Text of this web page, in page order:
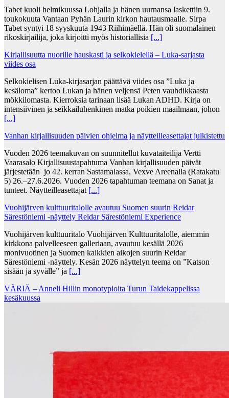
Tabet kuoli helmikuussa Lohjalla ja hänen uurnansa laskettiin 9.
toukokuuta Vantaan Pyhän Laurin kirkon hautausmaalle. Sirpa
Tabet syntyi 18 syyskuuta 1943 Riihimäellä. Hän oli suomalainen
rikoskirjailija, joka kirjoitti myös historiallisia [...]
Kirjallisuutta nuorille hauskasti ja selkokielellä – Luka-sarjasta
viides osa
Selkokielisen Luka-kirjasarjan päättävä viides osa ”Luka ja
kesäloma” kertoo Lukan ja hänen veljensä Peten vauhdikkaasta
mökkilomasta. Kierroksia tarinaan lisää Lukan ADHD. Kirja on
intensiivinen ja seikkailuhenkinen matka poikien maailmaan, johon
[...]
Vanhan kirjallisuuden päivien ohjelma ja näytteilleasettajat julkistettu
Vuoden 2026 teemakuvan on suunnitellut kuvataiteilija Vertti
Vaarasalo Kirjallisuustapahtuma Vanhan kirjallisuuden päivät
järjestetään jo 42. kerran Sastamalassa, Vexve Areenalla (Ratakatu
5) 26.–27.6.2026. Vuoden 2026 tapahtuman teemana on Sanat ja
tunteet. Näytteilleasettajat [...]
Vuohijärven kulttuuritalolle avautuu Suomen suurin Reidar
Särestöniemi -näyttely Reidar Särestöniemi Experience
Vuohijärven kulttuuritalo Vuohijärven Kulttuuritalolle, aiemmin
kirkkona palvelleeseen galleriaan, avautuu kesällä 2026
monivuotinen ja Suomen kaikkien aikojen suurin Reidar
Särestöniemi -näyttely. Kesän 2026 näyttelyn teema on ”Katson
sisään ja syvälle” ja [...]
VÄRIÄ – Anneli Hillin monotypioita Turun Taidekappelissa
kesäkuussa